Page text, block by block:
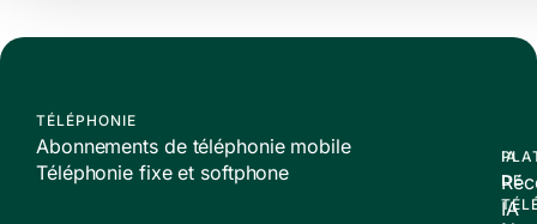
TÉLÉPHONIE
Abonnements de téléphonie mobile
Téléphonie fixe et softphone
DE
IA
IA